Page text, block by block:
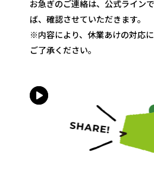
お急ぎのご連絡は、公式ライン
ば、確認させていただきます。
※内容により、休業あけの対応に
ご了承ください。